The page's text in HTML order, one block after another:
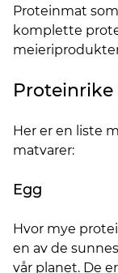
Proteinmat
komplette
Her er en liste
matvarer:
Egg
Hvor mye
en av de
vår planet. De